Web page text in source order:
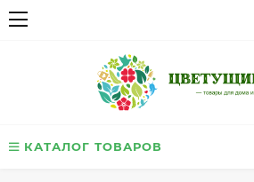
КАТАЛОГ ТОВАРОВ